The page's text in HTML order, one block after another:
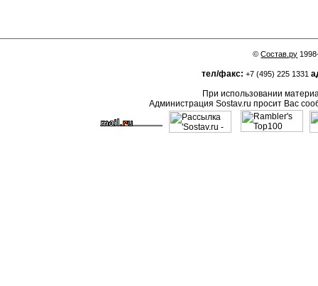
©Состав.ру
тел/факс: +7 (495) 225 1331
При использовании
Администрация Sostav.ru просит Вас